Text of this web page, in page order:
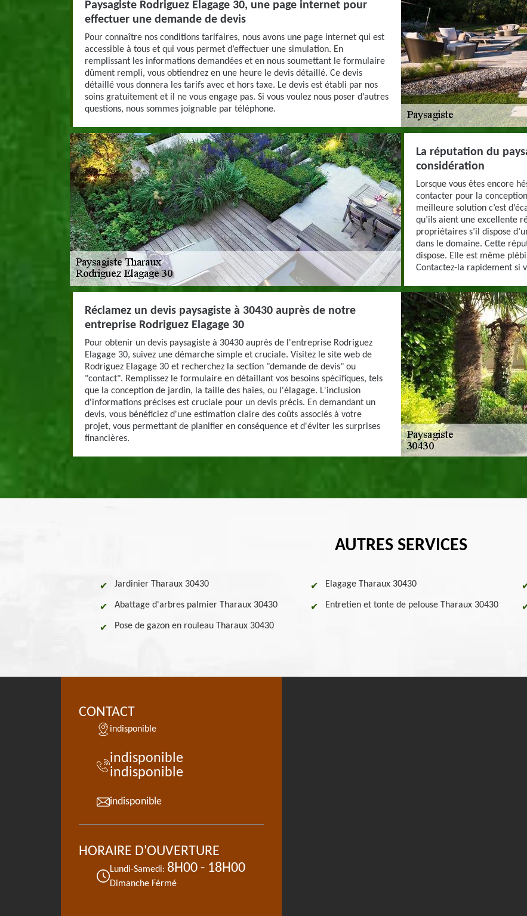
Paysagiste Rodriguez Elagage 30, une page internet pour
effectuer une demande de devis
Pour connaître nos conditions tarifaires, nous avons une page internet qui est
accessible à tous et qui vous permet d’effectuer une simulation. En
remplissant les informations demandées et en nous soumettant le formulaire
dûment rempli, vous obtiendrez en une heure le devis détaillé. Ce devis
détaillé vous donnera les tarifs avec et hors taxe. Le devis est établi par nos
soins gratuitement et il ne vous engage pas. Si vous voulez nous poser d’autres
questions, nous sommes joignable par téléphone.
La réputation du
considération
Lorsque vous êtes encore
contacter pour la
meilleure solution c’est
qu’ils aient une excellente
propriétaires s’il dispose
dans le domaine. Cette
dispose. Elle est même
Contactez-la rapidement si
Réclamez un devis paysagiste à 30430 auprès de notre
entreprise Rodriguez Elagage 30
Pour obtenir un devis paysagiste à 30430 auprès de l'entreprise Rodriguez
Elagage 30, suivez une démarche simple et cruciale. Visitez le site web de
Rodriguez Elagage 30 et recherchez la section "demande de devis" ou
"contact". Remplissez le formulaire en détaillant vos besoins spécifiques, tels
que la conception de jardin, la taille des haies, ou l'élagage. L'inclusion
d'informations précises est cruciale pour un devis précis. En demandant un
devis, vous bénéficiez d'une estimation claire des coûts associés à votre
projet, vous permettant de planifier en conséquence et d'éviter les surprises
financières.
AUTRES SERVICES
Jardinier Tharaux 30430 Elagage Tharaux 30430
Abattage d'arbres palmier Tharaux 30430 Entretien et tonte de pelouse Tharaux 30430
Pose de gazon en rouleau Tharaux 30430
CONTACT
indisponible
indisponible
indisponible
indisponible
HORAIRE D'OUVERTURE
Lundi-Samedi: 8H00 - 18H00
Dimanche Férmé